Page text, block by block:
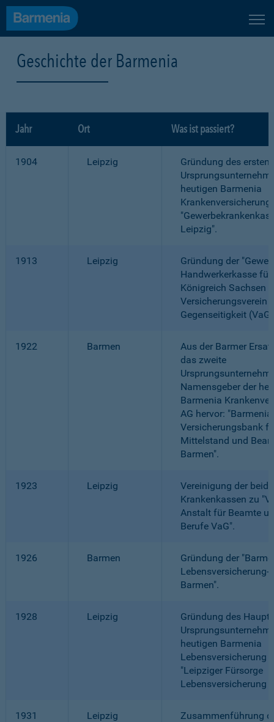
Geschichte der Barmenia
Jahr Ort Was ist passiert?
1904 Leipzig
Gründung des ersten
heutigen Barmenia
Krankenversicherung
Leipzig".
1913 Leipzig
Gründung der
Handwerkerkasse für
Königreich Sachsen -
Versicherungsverein
Gegenseitigkeit
1922 Barmen
Aus der Barmer
das zweite
Namensgeber der
Barmenia
AG hervor: "Barmenia
Versicherungsbank
Mittelstand und
Barmen".
1923 Leipzig
Vereinigung der
Krankenkassen zu
Anstalt für Beamte
Berufe VaG".
1926 Barmen
Gründung der
Lebensversicherung-
Barmen".
1928 Leipzig
Gründung des Haupt-
heutigen Barmenia
Lebensversicherung
"Leipziger Fürsorge
Lebensversicherung
1931
Leipzig
Zusammenführung